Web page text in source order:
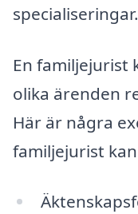
specialiseringar.
En familjejurist
olika ärenden
Här är några
familjejurist